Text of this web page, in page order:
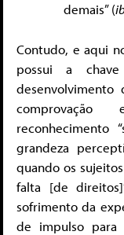
demais” (
Contudo, e aqui
possui a
grandeza
quando os
falta [de
sofrimento da
de impulso para